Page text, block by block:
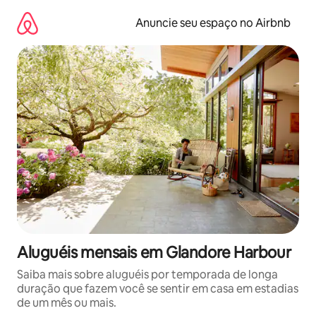
para
conteúdo
Anuncie seu espaço no Airbnb
Aluguéis mensais em Glandore Harbour
Saiba mais sobre aluguéis por temporada de longa
duração que fazem você se sentir em casa em estadias
de um mês ou mais.